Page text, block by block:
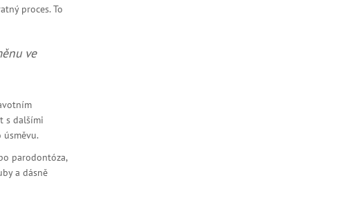
proces. To
ve
s dalšími
parodontóza,
a dásně